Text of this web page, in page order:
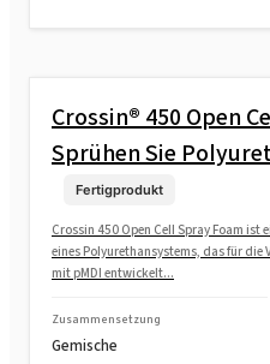
Crossin® 450 Open
Sprühen Sie
Fertigprodukt
Crossin 450 Open Cell Spray Foam ist
eines Polyurethansystems, das für die
mit pMDI entwickelt...
Zusammensetzung
Gemische